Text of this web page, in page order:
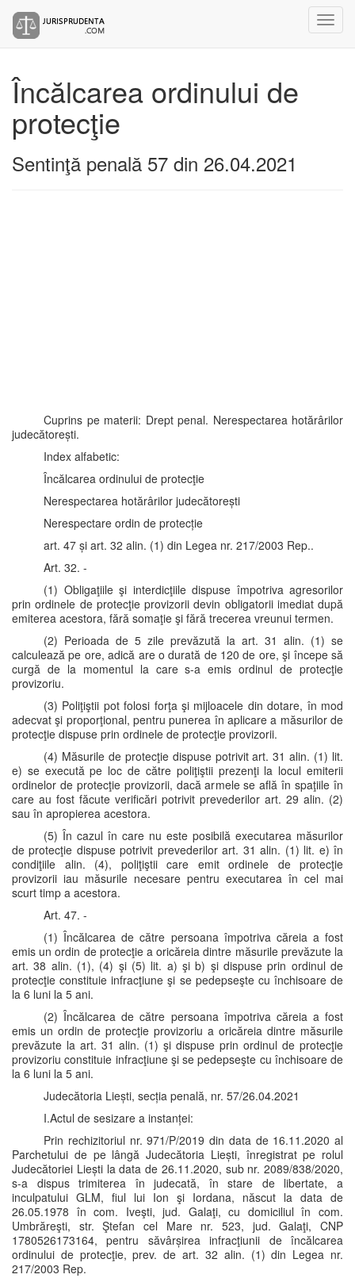
Încălcarea ordinului de
protecţie
Sentinţă penală 57 din 26.04.2021
Cuprins pe materii: Drept penal. Nerespectarea hotărârilor
judecătorești.
Index alfabetic:
Încălcarea ordinului de protecţie
Nerespectarea hotărârilor judecătorești
Nerespectare ordin de protecție
art. 47 și art. 32 alin. (1) din Legea nr. 217/2003 Rep..
Art. 32. -
(1) Obligaţiile şi interdicţiile dispuse împotriva agresorilor
prin ordinele de protecţie provizorii devin obligatorii imediat după
emiterea acestora, fără somaţie şi fără trecerea vreunui termen.
(2) Perioada de 5 zile prevăzută la art. 31 alin. (1) se
calculează pe ore, adică are o durată de 120 de ore, şi începe să
curgă de la momentul la care s-a emis ordinul de protecţie
provizoriu.
(3) Poliţiştii pot folosi forţa şi mijloacele din dotare, în mod
adecvat şi proporţional, pentru punerea în aplicare a măsurilor de
protecţie dispuse prin ordinele de protecţie provizorii.
(4) Măsurile de protecţie dispuse potrivit art. 31 alin. (1) lit.
e) se execută pe loc de către poliţiştii prezenţi la locul emiterii
ordinelor de protecţie provizorii, dacă armele se află în spaţiile în
care au fost făcute verificări potrivit prevederilor art. 29 alin. (2)
sau în apropierea acestora.
(5) În cazul în care nu este posibilă executarea măsurilor
de protecţie dispuse potrivit prevederilor art. 31 alin. (1) lit. e) în
condiţiile alin. (4), poliţiştii care emit ordinele de protecţie
provizorii iau măsurile necesare pentru executarea în cel mai
scurt timp a acestora.
Art. 47. -
(1) Încălcarea de către persoana împotriva căreia a fost
emis un ordin de protecţie a oricăreia dintre măsurile prevăzute la
art. 38 alin. (1), (4) şi (5) lit. a) şi b) şi dispuse prin ordinul de
protecţie constituie infracţiune şi se pedepseşte cu închisoare de
la 6 luni la 5 ani.
(2) Încălcarea de către persoana împotriva căreia a fost
emis un ordin de protecţie provizoriu a oricăreia dintre măsurile
prevăzute la art. 31 alin. (1) şi dispuse prin ordinul de protecţie
provizoriu constituie infracţiune şi se pedepseşte cu închisoare de
la 6 luni la 5 ani.
Judecătoria Liești, secția penală, nr. 57/26.04.2021
I.Actul de sesizare a instanței:
Prin rechizitoriul nr. 971/P/2019 din data de 16.11.2020 al
Parchetului de pe lângă Judecătoria Liești, înregistrat pe rolul
Judecătoriei Liești la data de 26.11.2020, sub nr. 2089/838/2020,
s-a dispus trimiterea în judecată, în stare de libertate, a
inculpatului GLM, fiul lui Ion şi Iordana, născut la data de
26.05.1978 în com. Iveşti, jud. Galaţi, cu domiciliul în com.
Umbrăreşti, str. Ştefan cel Mare nr. 523, jud. Galaţi, CNP
1780526173164, pentru săvârșirea infracţiunii de încălcarea
ordinului de protecţie, prev. de art. 32 alin. (1) din Legea nr.
217/2003 Rep.